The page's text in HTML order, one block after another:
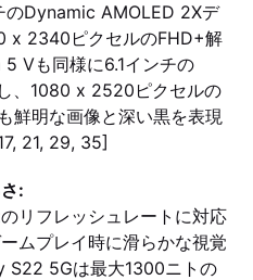
のDynamic AMOLED 2Xデ
x 2340ピクセルのFHD+解
Vも同様に6.1インチの
、1080 x 2520ピクセルの
鮮明な画像と深い黒を表現
21, 29, 35]
:
リフレッシュレートに対応
ムプレイ時に滑らかな視覚
S22 5Gは最大1300ニトの